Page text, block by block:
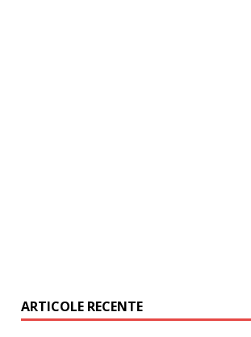
ARTICOLE RECENTE